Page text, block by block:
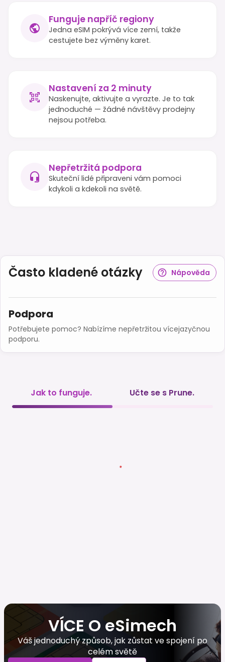
Funguje napříč regiony
Jedna eSIM pokrývá více zemí, takže
cestujete bez výměny karet.
Nastavení za 2 minuty
Naskenujte, aktivujte a vyrazte. Je to tak
jednoduché — žádné návštěvy prodejny
nejsou potřeba.
Nepřetržitá podpora
Skuteční lidé připraveni vám pomoci
kdykoli a kdekoli na světě.
Často kladené otázky Nápověda
Podpora
Potřebujete pomoc? Nabízíme nepřetržitou vícejazyčnou
podporu.
Jak to funguje. Učte se s Prune.
VÍCE O eSimech
Váš jednoduchý způsob, jak zůstat ve spojení po
celém světě